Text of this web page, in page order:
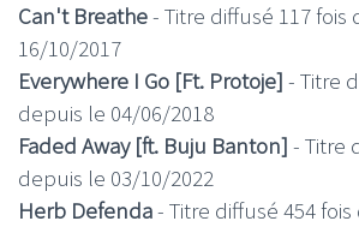
Can't Breathe- Titre diffusé 117 fois
16/10/2017
Everywhere I Go [Ft. Protoje] - Titre
depuis le 04/06/2018
Faded Away [ft. Buju Banton] - Titre
depuis le 03/10/2022
Herb Defenda- Titre diffusé 454